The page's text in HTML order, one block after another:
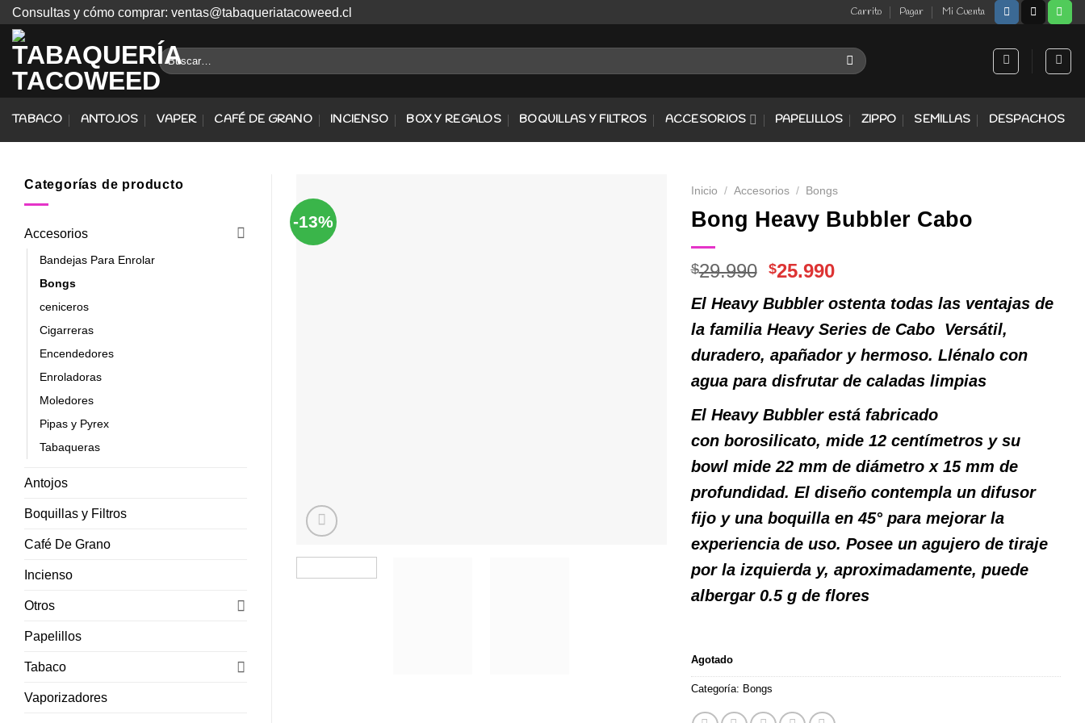
Skip
content
Consultas y cómo comprar: ventas@tabaqueriatacoweed.cl Carrito Pagar Mi Cuenta
Buscar
por:
TABACO ANTOJOS VAPER CAFÉ DE GRANO INCIENSO BOX Y REGALOS BOQUILLAS Y FILTROS ACCESORIOS PAPELILLOS ZIPPO SEMILLAS DESPACHOS
Categorías de producto
Accesorios
Bandejas Para Enrolar
Bongs
ceniceros
Cigarreras
Encendedores
Enroladoras
Moledores
Pipas y Pyrex
Tabaqueras
Antojos
Boquillas y Filtros
Café De Grano
Incienso
Otros
Papelillos
Tabaco
Vaporizadores
-13%
Inicio / Accesorios / Bongs
Bong Heavy Bubbler Cabo
$29.990 El
original
era:
$29.990.
$25.990El
actual
es:
$25.990.
El Heavy Bubbler ostenta todas las ventajas de
la familia Heavy Series de Cabo Versátil,
duradero, apañador y hermoso. Llénalo con
agua para disfrutar de caladas limpias
El Heavy Bubbler está fabricado
con borosilicato, mide 12 centímetros y su
bowl mide 22 mm de diámetro x 15 mm de
profundidad. El diseño contempla un difusor
fijo y una boquilla en 45° para mejorar la
experiencia de uso. Posee un agujero de tiraje
por la izquierda y, aproximadamente, puede
albergar 0.5 g de flores
Agotado
Categoría: Bongs